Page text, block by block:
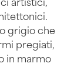
grigio che
pregiati,
in marmo